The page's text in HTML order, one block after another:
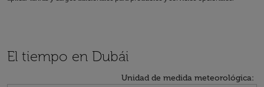
El tiempo en Dubái
Unidad de medida meteorológica: